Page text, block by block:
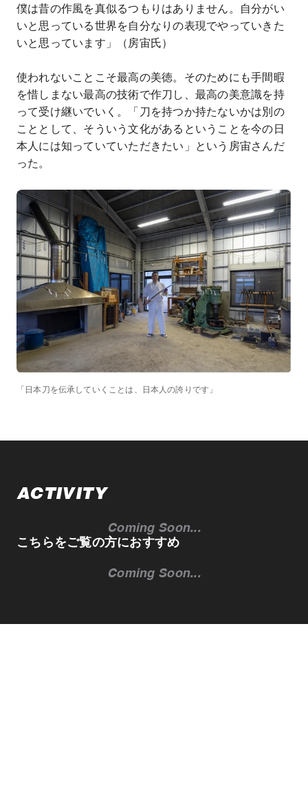
僕は昔の作風を真似るつもりはありません。自分がい
いと思っている世界を自分なりの表現でやっていきた
いと思っています」（房宙氏）
使われないことこそ最高の美徳。そのためにも手間暇
を惜しまない最高の技術で作刀し、最高の美意識を持
って受け継いでいく。「刀を持つか持たないかは別の
こととして、そういう文化があるということを今の日
本人には知っていていただきたい」という房宙さんだ
った。
「日本刀を伝承していくことは、日本人の誇りです」
ACTIVITY
Coming Soon...
こちらをご覧の方におすすめ
Coming Soon...